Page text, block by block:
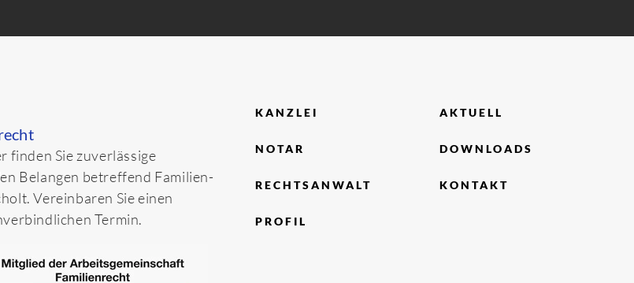
finden Sie zuverlässige
Belangen betreffend Familien-
Vereinbaren Sie einen
Termin.
KANZLEI
NOTAR
RECHTSANWALT
PROFIL
AKTUELL
DOWNLOADS
KONTAKT